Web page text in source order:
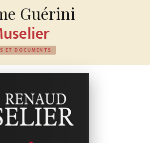
Guérini
ET DOCUMENTS